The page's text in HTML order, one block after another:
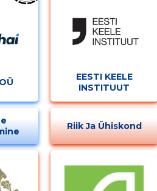
EESTI KEELE
INSTITUUT
Riik Ja Ühiskond